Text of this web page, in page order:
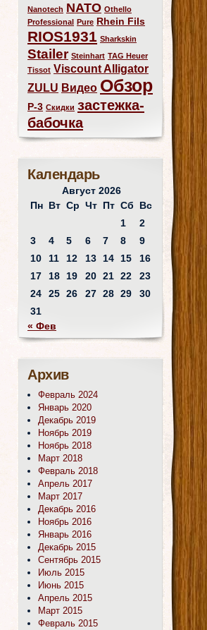
Nanotech NATO Othello
Professional Pure Rhein Fils
RIOS1931 Sharkskin
Stailer Steinhart TAG Heuer
Tissot Viscount Alligator
ZULU Видео Обзор
Р-3 Скидки застежка-
бабочка
Календарь
Август 2026
Пн Вт Ср Чт Пт Сб
Вс
1
2
3
4 5 6 7 8
9
10
11 12 13 14 15
16
17
18 19 20 21 22
23
24
25 26 27 28 29
30
31
« Фев
Архив
Февраль 2024
Январь 2020
Декабрь 2019
Ноябрь 2019
Ноябрь 2018
Март 2018
Февраль 2018
Апрель 2017
Март 2017
Декабрь 2016
Ноябрь 2016
Январь 2016
Декабрь 2015
Сентябрь 2015
Июль 2015
Июнь 2015
Апрель 2015
Март 2015
Февраль 2015